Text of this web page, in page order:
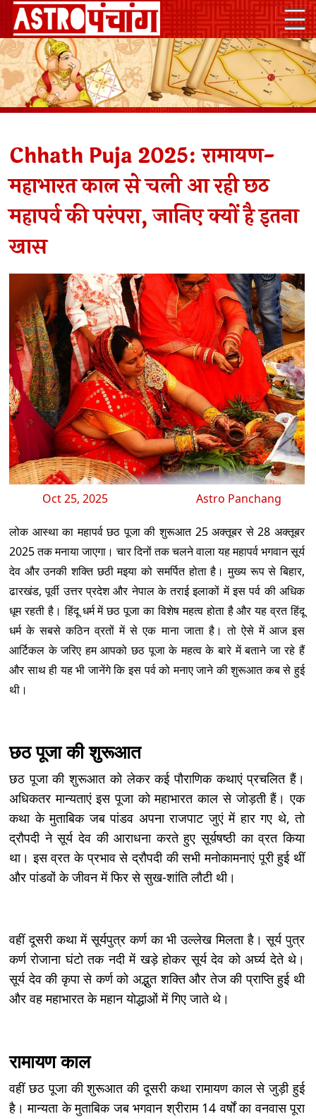
Chhath Puja 2025: रामायण-
महाभारत काल से चली आ रही छठ
महापर्व की परंपरा, जानिए क्यों है इतना
खास
Oct 25, 2025 Astro Panchang
लोक आस्था का महापर्व छठ पूजा की शुरूआत 25 अक्तूबर से 28 अक्तूबर
2025 तक मनाया जाएगा। चार दिनों तक चलने वाला यह महापर्व भगवान सूर्य
देव और उनकी शक्ति छठी मइया को समर्पित होता है। मुख्य रूप से बिहार,
ढारखंड, पूर्वी उत्तर प्रदेश और नेपाल के तराई इलाकों में इस पर्व की अधिक
धूम रहती है। हिंदू धर्म में छठ पूजा का विशेष महत्व होता है और यह व्रत हिंदू
धर्म के सबसे कठिन व्रतों में से एक माना जाता है। तो ऐसे में आज इस
आर्टिकल के जरिए हम आपको छठ पूजा के महत्व के बारे में बताने जा रहे हैं
और साथ ही यह भी जानेंगे कि इस पर्व को मनाए जाने की शुरूआत कब से हुई
थी।
छठ पूजा की शुरूआत
छठ पूजा की शुरूआत को लेकर कई पौराणिक कथाएं प्रचलित हैं।
अधिकतर मान्यताएं इस पूजा को महाभारत काल से जोड़ती हैं। एक
कथा के मुताबिक जब पांडव अपना राजपाट जुएं में हार गए थे, तो
द्रौपदी ने सूर्य देव की आराधना करते हुए सूर्य़षष्ठी का व्रत किया
था। इस व्रत के प्रभाव से द्रौपदी की सभी मनोकामनाएं पूरी हुई थीं
और पांडवों के जीवन में फिर से सुख-शांति लौटी थी।
वहीं दूसरी कथा में सूर्यपुत्र कर्ण का भी उल्लेख मिलता है। सूर्य पुत्र
कर्ण रोजाना घंटो तक नदी में खड़े होकर सूर्य देव को अर्घ्य देते थे।
सूर्य देव की कृपा से कर्ण को अद्भुत शक्ति और तेज की प्राप्ति हुई थी
और वह महाभारत के महान योद्धाओं में गिए जाते थे।
रामायण काल
वहीं छठ पूजा की शुरूआत की दूसरी कथा रामायण काल से जुड़ी हुई
है। मान्यता के मुताबिक जब भगवान श्रीराम 14 वर्षों का वनवास पूरा